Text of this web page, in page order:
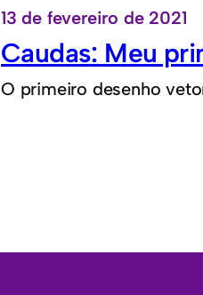
13 de fevereiro de 2021
Caudas: Meu
O primeiro desenho